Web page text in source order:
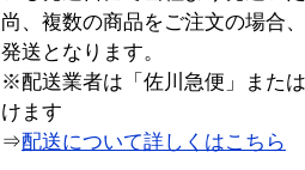
尚、複数の商品をご注文の場合
発送となります。
※配送業者は「佐川急便」また
けます
⇒配送について詳しくはこちら